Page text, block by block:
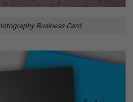
Business Card